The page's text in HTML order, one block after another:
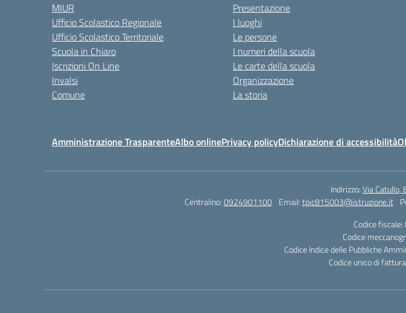
MIUR
Ufficio Scolastico Regionale
Ufficio Scolastico Territoriale
Scuola in Chiaro
Iscrizioni On Line
Invalsi
Comune
Presentazione
I luoghi
Le persone
I numeri della scuola
Le carte della scuola
Organizzazione
La storia
Amministrazione TrasparenteAlbo onlinePrivacy policyDichiarazione di accessibilità
Indirizzo:Via Catullo,
Centralino:0924901100 Email:tpic815003@istruzione.it
Codice
Codice
Codice Indice delle Pubbliche
Codice unico di